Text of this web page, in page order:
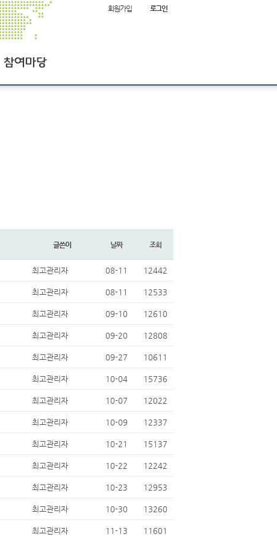
회원가입 로그인
글쓴이 날짜 조회
최고관리자 08-11 12442
최고관리자 08-11 12533
최고관리자 09-10 12610
최고관리자 09-20 12808
최고관리자 09-27 10611
최고관리자 10-04 15736
최고관리자 10-07 12022
최고관리자 10-09 12337
최고관리자 10-21 15137
최고관리자 10-22 12242
최고관리자 10-23 12953
최고관리자 10-30 13260
최고관리자 11-13 11601